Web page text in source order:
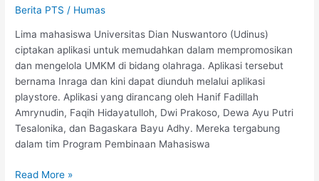
Berita PTS / Humas
Lima mahasiswa Universitas Dian Nuswantoro (Udinus)
ciptakan aplikasi untuk memudahkan dalam mempromosikan
dan mengelola UMKM di bidang olahraga. Aplikasi tersebut
bernama Inraga dan kini dapat diunduh melalui aplikasi
playstore. Aplikasi yang dirancang oleh Hanif Fadillah
Amrynudin, Faqih Hidayatulloh, Dwi Prakoso, Dewa Ayu Putri
Tesalonika, dan Bagaskara Bayu Adhy. Mereka tergabung
dalam tim Program Pembinaan Mahasiswa
BANTU
KELOLA
UMKM
DI
BIDANG
OLAHRAGA
Read More »